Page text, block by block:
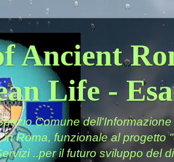
Ancient
Life -
Comune
in Roma, funzionale al
..per il futuro sviluppo del